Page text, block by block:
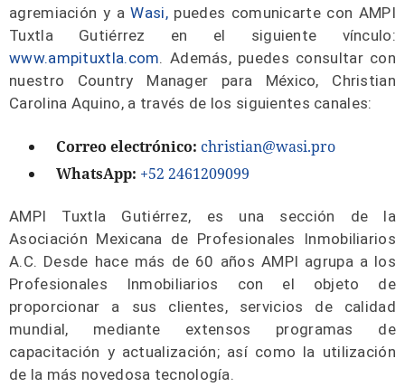
agremiación y a Wasi,puedes comunicarte con AMPI
Tuxtla Gutiérrez en el siguiente vínculo:
www.ampituxtla.com. Además, puedes consultar con
nuestro Country Manager para México, Christian
Carolina Aquino, a través de los siguientes canales:
Correo electrónico: christian@wasi.pro
WhatsApp: +52 2461209099
AMPI Tuxtla Gutiérrez, es una sección de la
Asociación Mexicana de Profesionales Inmobiliarios
A.C. Desde hace más de 60 años AMPI agrupa a los
Profesionales Inmobiliarios con el objeto de
proporcionar a sus clientes, servicios de calidad
mundial, mediante extensos programas de
capacitación y actualización; así como la utilización
de la más novedosa tecnología.